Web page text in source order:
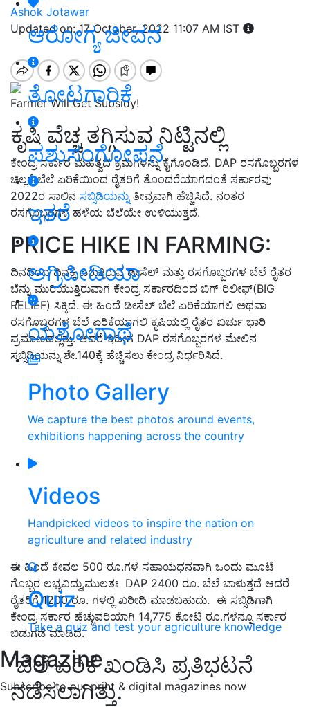
ಆರೋಗ್ಯ ಜೀವನ
ತೋಟಗಾರಿಕೆ
ಪಶುಸಂಗೋಪನೆ
ಇತರೆ
ಅಗ್ರಿಪೀಡಿಯಾ
ಯಶೋಗಾಥೆ
Photo Gallery
We capture the best photos around events,
exhibitions happening across the country
Videos
Handpicked videos to inspire the nation on
agriculture and related industry
Quiz
Take a quiz and test your agriculture knowledge
Magazine
Subscribe to our print & digital magazines now
Ashok Jotawar
Updated on: 17 October, 2022 11:07 AM IST
Farmer Will Get Subsidy!
ಕೃಷಿ ವೆಚ್ಚ ತಗ್ಗಿಸುವ ನಿಟ್ಟಿನಲ್ಲಿ
ಕೇಂದ್ರ ಸರ್ಕಾರ ಮಹತ್ವದ ಕ್ರಮಗಳನ್ನು ಕೈಗೊಂಡಿದೆ. DAP ರಸಗೊಬ್ಬರಗಳ
ಚಿಲ್ಲರೆ ಬೆಲೆ ಏರಿಕೆಯಿಂದ ರೈತರಿಗೆ ತೊಂದರೆಯಾಗದಂತೆ ಸರ್ಕಾರವು
2022ರ ಸಾಲಿನ ಸಬ್ಸಿಡಿಯನ್ನುತೀವ್ರವಾಗಿ ಹೆಚ್ಚಿಸಿದೆ. ನಂತರ
ರಸಗೊಬ್ಬರಗಳ ಹಳೆಯ ಬೆಲೆಯೇ ಉಳಿಯುತ್ತದೆ.
PRICE HIKE IN FARMING:
ದಿನದಿಂದ ದಿನಕ್ಕೆ ಏರುತ್ತಿರುವ ಡೀಸೆಲ್ ಮತ್ತು ರಸಗೊಬ್ಬರಗಳ ಬೆಲೆ ರೈತರ
ಬೆನ್ನು ಮುರಿಯುತ್ತಿರುವಾಗ ಕೇಂದ್ರ ಸರ್ಕಾರದಿಂದ ಬಿಗ್ ರಿಲೀಫ್(BIG
RELIEF) ಸಿಕ್ಕಿದೆ. ಈ ಹಿಂದೆ ಡೀಸೆಲ್ ಬೆಲೆ ಏರಿಕೆಯಾಗಲಿ ಅಥವಾ
ರಸಗೊಬ್ಬರಗಳ ಬೆಲೆ ಏರಿಕೆಯಾಗಲಿ ಕೃಷಿಯಲ್ಲಿ ರೈತರ ಖರ್ಚು ಭಾರಿ
ಪ್ರಮಾಣದಲ್ಲಿತ್ತು. ಆದರೆ ಇದೀಗ DAP ರಸಗೊಬ್ಬರಗಳ ಮೇಲಿನ
ಸಬ್ಸಿಡಿಯನ್ನು ಶೇ.140ಕ್ಕೆ ಹೆಚ್ಚಿಸಲು ಕೇಂದ್ರ ನಿರ್ಧರಿಸಿದೆ.
ಈ ಹಿಂದೆ ಕೇವಲ 500 ರೂ.ಗಳ ಸಹಾಯಧನವಾಗಿ ಒಂದು ಮೂಟೆ
ಗೊಬ್ಬರ ಲಭ್ಯವಿದ್ದು,ಮುಲತಃ DAP 2400 ರೂ. ಬೆಲೆ ಬಾಳುತ್ತದೆ ಆದರೆ
ರೈತರಿಗೆ 1200 ರೂ. ಗಳಲ್ಲಿ ಖರೀದಿ ಮಾಡಬಹುದು. ಈ ಸಬ್ಸಿಡಿಗಾಗಿ
ಕೇಂದ್ರ ಸರ್ಕಾರ ಹೆಚ್ಚುವರಿಯಾಗಿ 14,775 ಕೋಟಿ ರೂ.ಗಳನ್ನೂ ಸರ್ಕಾರ
ಬಿಡುಗಡೆ ಮಾಡಿದೆ.
ಬೆಲೆ ಏರಿಕೆ ಖಂಡಿಸಿ ಪ್ರತಿಭಟನೆ
ನಡೆಸಲಾಗಿತ್ತು.